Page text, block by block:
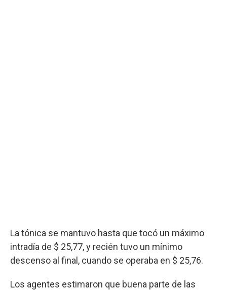
La tónica se mantuvo hasta que tocó un máximo
intradía de $ 25,77, y recién tuvo un mínimo
descenso al final, cuando se operaba en $ 25,76.
Los agentes estimaron que buena parte de las